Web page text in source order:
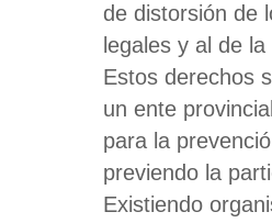
de distorsión de
legales y al de
Estos derechos
un ente
para la
previendo la
Existiendo